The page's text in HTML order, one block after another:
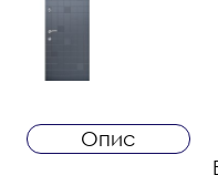
Опис